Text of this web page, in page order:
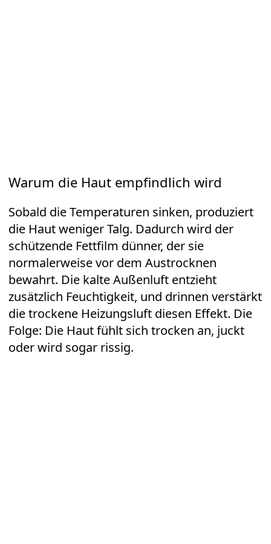
Warum die Haut empfindlich wird
Sobald die Temperaturen sinken, produziert
die Haut weniger Talg. Dadurch wird der
schützende Fettfilm dünner, der sie
normalerweise vor dem Austrocknen
bewahrt. Die kalte Außenluft entzieht
zusätzlich Feuchtigkeit, und drinnen verstärkt
die trockene Heizungsluft diesen Effekt. Die
Folge: Die Haut fühlt sich trocken an, juckt
oder wird sogar rissig.